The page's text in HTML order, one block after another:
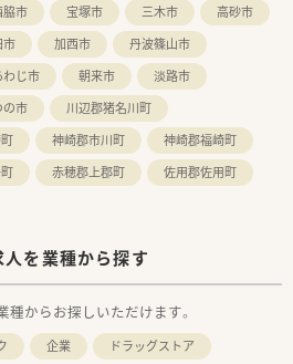
脇市 宝塚市 三木市
高砂市
市 加西市
丹波篠山市
わじ市 朝来市
淡路市
の市
川辺郡猪名川町
神崎郡市川町
神崎郡福崎町
赤穂郡上郡町
佐用郡佐用町
を業種から探す
からお探しいただけます。
企業
ドラッグストア